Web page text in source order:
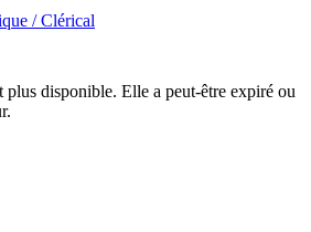
/ Clérical
plus disponible. Elle a peut-être expiré ou